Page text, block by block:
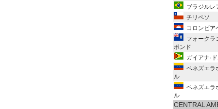
ブラジルレ
チリペソ
コロンビア
フォークラ
ポンド
ガイアナ·
ベネズエラ
ル
ベネズエラ
ル
CENTRAL